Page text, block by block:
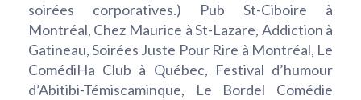
soirées corporatives.) Pub St-Ciboire à
Montréal, Chez Maurice à St-Lazare, Addiction à
Gatineau, Soirées Juste Pour Rire à Montréal, Le
ComédiHa Club à Québec, Festival d’humour
d’Abitibi-Témiscaminque, Le Bordel Comédie